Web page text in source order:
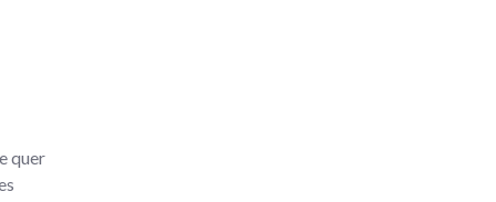
quer